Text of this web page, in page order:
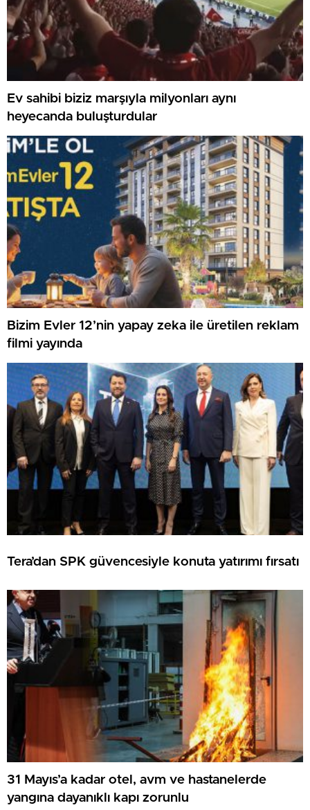
Ev sahibi biziz marşıyla milyonları aynı
heyecanda buluşturdular
Bizim Evler 12’nin yapay zeka ile üretilen reklam
filmi yayında
Tera’dan SPK güvencesiyle konuta yatırımı fırsatı
31 Mayıs’a kadar otel, avm ve hastanelerde
yangına dayanıklı kapı zorunlu